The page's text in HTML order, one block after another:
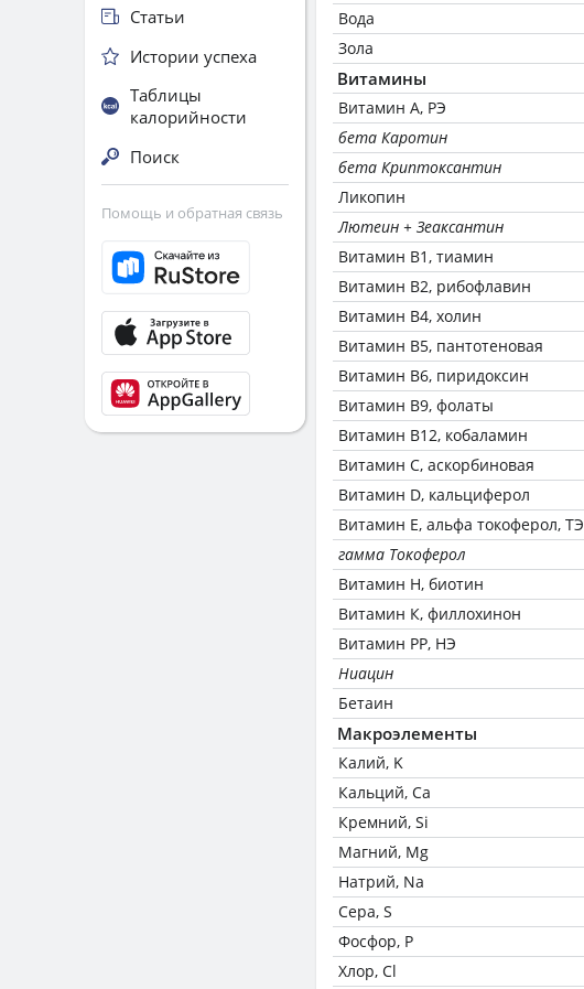
Вода
Зола
Витамины
Витамин А, РЭ
бета Каротин
бета Криптоксантин
Ликопин
Лютеин + Зеаксантин
Витамин В1, тиамин
Витамин В2, рибофлавин
Витамин В4, холин
Витамин В5, пантотеновая
Витамин В6, пиридоксин
Витамин В9, фолаты
Витамин В12, кобаламин
Витамин C, аскорбиновая
Витамин D, кальциферол
Витамин Е, альфа токоферол, ТЭ
гамма Токоферол
Витамин Н, биотин
Витамин К, филлохинон
Витамин РР, НЭ
Ниацин
Бетаин
Макроэлементы
Калий, K
Кальций, Ca
Кремний, Si
Магний, Mg
Натрий, Na
Сера, S
Фосфор, P
Хлор, Cl
Статьи
Истории успеха
Таблицы
калорийности
Поиск
Помощь и обратная связь